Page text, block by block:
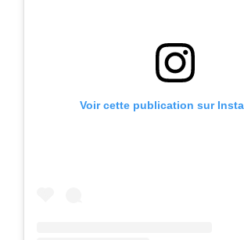
Voir cette publication sur